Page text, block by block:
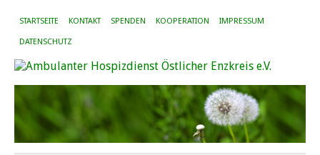
STARTSEITE KONTAKT SPENDEN KOOPERATION IMPRESSUM
DATENSCHUTZ